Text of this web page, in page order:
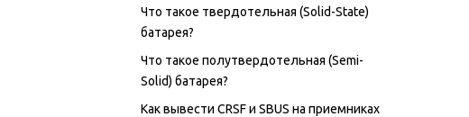
Что такое твердотельная (Solid-State)
батарея?
Что такое полутвердотельная (Semi-
Solid) батарея?
Как вывести CRSF и SBUS на приемниках